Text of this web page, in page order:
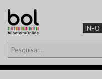
Olá,iniciar sessão